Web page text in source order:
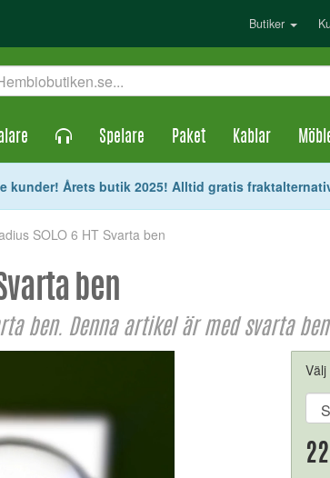
Butiker
Spelare Paket Kablar
kunder! Årets butik 2025! Alltid gratis
SOLO 6 HT Svarta ben
ben
ben. Denna artikel är med svarta